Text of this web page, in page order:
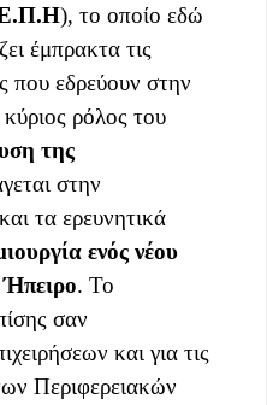
), το οποίο εδώ
έμπρακτα τις
που εδρεύουν στην
κύριος ρόλος του
της
στην
τα ερευνητικά
ενός νέου
. Το
σαν
και για τις
Περιφερειακών